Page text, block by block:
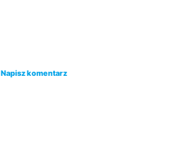
Napisz komentarz